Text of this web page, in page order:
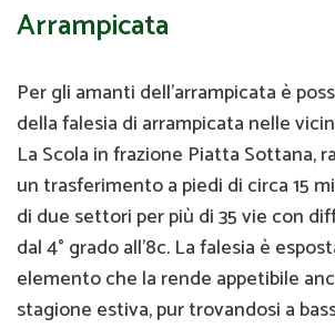
Arrampicata
Per gli amanti dell’arrampicata è
della falesia di arrampicata nelle
La Scola in frazione Piatta Sottana,
un trasferimento a piedi di circa 15
di due settori per più di 35 vie con
dal 4° grado all’8c. La falesia è
elemento che la rende appetibile
stagione estiva, pur trovandosi a